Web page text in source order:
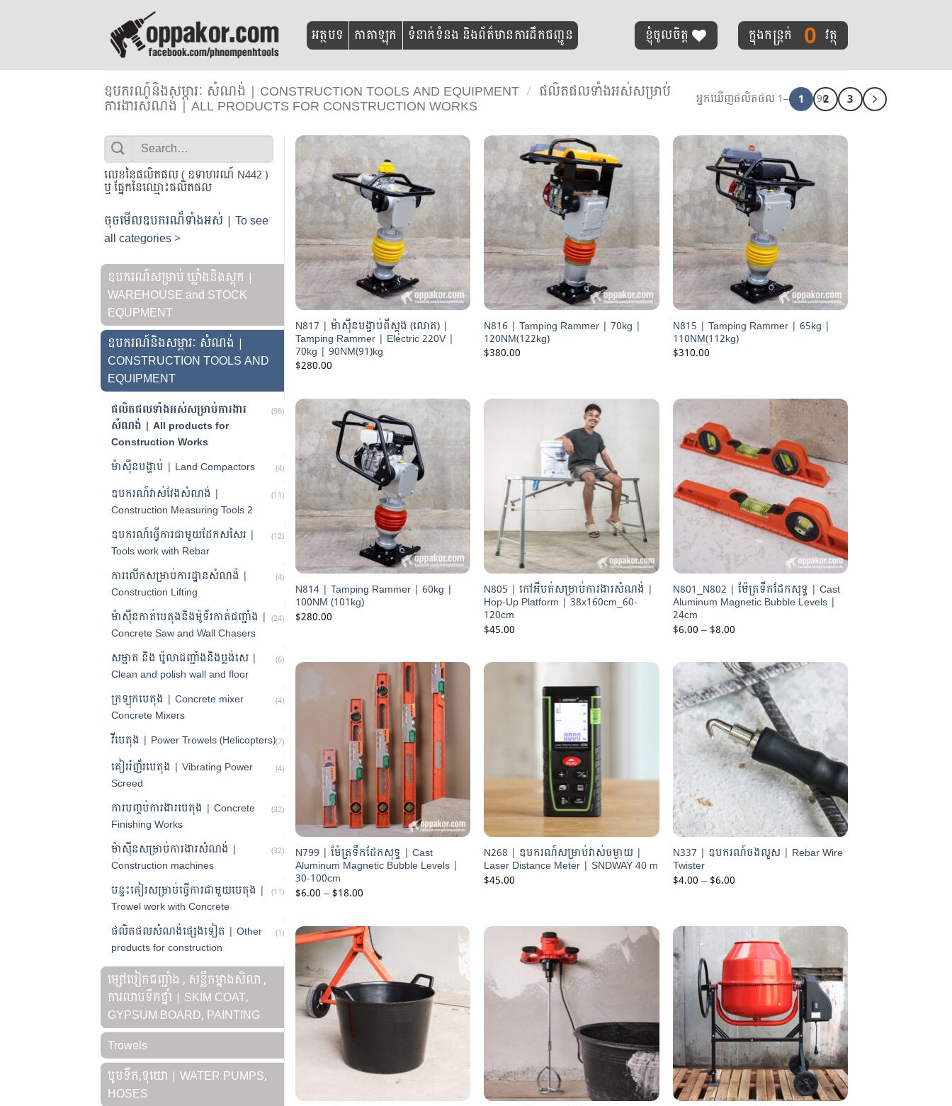
អត្ថបទ កាតាឡុក ទំនាក់ទំនង និងព័ត៌មានការដឹកជញ្ជូន ខ្ញុំចូលចិត្ត ក្នុងកន្ត្រក់ 0 វត្ថុ
ឧបករណ៍និងសម្ភារៈ សំណង់ | CONSTRUCTION TOOLS AND EQUIPMENT / ផលិតផលទាំងអស់សម្រាប់
ការងារសំណង់ | ALL PRODUCTS FOR CONSTRUCTION WORKS អ្នកឃើញផលិតផល 1–40 នៃ 96
1 2 3
Search
for:
លេខនៃផលិតផល ( ឧទាហរណ៍ N442 )
ឬ ផ្នែកនៃឈ្មោះផលិតផល
ចុចមើលឧបករណ៏ទាំងអស់ | To see
all categories >
ឧបករណ៍សម្រាប់ ឃ្លាំងនិងស្តុក |
WAREHOUSE and STOCK
EQUPMENT
ឧបករណ៍និងសម្ភារៈ សំណង់ |
CONSTRUCTION TOOLS AND
EQUIPMENT
ផលិតផលទាំងអស់សម្រាប់ការងារ
សំណង់ | All products for
Construction Works
(96)
ម៉ាស៊ីនបង្ហាប់ | Land Compactors (4)
ឧបករណ៍វាស់វែងសំណង់ |
Construction Measuring Tools 2
(11)
ឧបករណ៍ធ្វើការជាមួយដែកសសៃរ |
Tools work with Rebar
(12)
ការលើកសម្រាប់ការដ្ឋានសំណង់ |
Construction Lifting
(4)
ម៉ាស៊ីនកាត់បេតុងនិងម៉ូទ័រកាត់ជញ្ជាំង |
Concrete Saw and Wall Chasers
(24)
សម្អាត និង ប៉ូលាជញ្ជាំងនិងប្លង់សេ |
Clean and polish wall and floor
(6)
ក្រឡុកបេតុង | Concrete mixer
Concrete Mixers
(4)
វីបេតុង | Power Trowels (Helicopters)(7)
គៀររំញ័របេតុង | Vibrating Power
Screed
(4)
ការបញ្ចប់ការងារបេតុង | Concrete
Finishing Works
(32)
ម៉ាស៊ីនសម្រាប់ការងារសំណង់ |
Construction machines
(32)
បន្ទះគៀរសម្រាប់ធ្វើការជាមួយបេតុង |
Trowel work with Concrete
(11)
ផលិតផលសំណង់ផ្សេងទៀត | Other
products for construction
(1)
ម្សៅបៀកជញ្ជាំង , សន្លឹកម្នាងសិលា ,
ការលាបទឹកថ្នាំ | SKIM COAT,
GYPSUM BOARD, PAINTING
Trowels
បូមទឹក,ទុយោ | WATER PUMPS,
HOSES
N817 | ម៉ាស៊ីនបង្ហាប់ពីស្តុង (លោត) |
Tamping Rammer | Electric 220V |
70kg | 90NM(91)kg
$280.00
N816 | Tamping Rammer | 70kg |
120NM(122kg)
$380.00
N815 | Tamping Rammer | 65kg |
110NM(112kg)
$310.00
N814 | Tamping Rammer | 60kg |
100NM (101kg)
$280.00
N805 | កៅអីបត់សម្រាប់ការងារសំណង់ |
Hop-Up Platform | 38x160cm_60-
120cm
$45.00
N801_N802 | ម៉ែត្រទឹកដែកសុទ្ធ | Cast
Aluminum Magnetic Bubble Levels |
24cm
$6.00–$8.00
through
$8.00
N799 | ម៉ែត្រទឹកដែកសុទ្ធ | Cast
Aluminum Magnetic Bubble Levels |
30-100cm
$6.00–$18.00Price
range:
through
$18.00
N268 | ឧបករណ៍សម្រាប់វាស់ចម្ងាយ |
Laser Distance Meter | SNDWAY 40 m
$45.00
N337 | ឧបករណ៍ចងលួស | Rebar Wire
Twister
$4.00–$6.00